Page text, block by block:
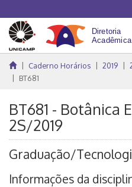
Caderno Horários 2019
BT681
BT681 - Botânica
2S/2019
Graduação/
Informações da